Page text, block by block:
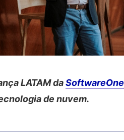
LATAM daSoftwareOne
de nuvem.